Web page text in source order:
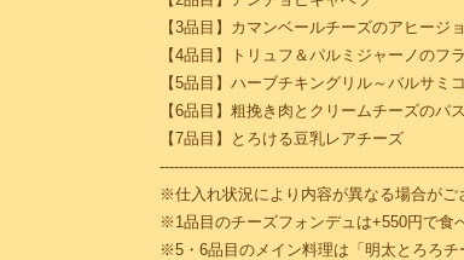
【3品目】カマンベールチーズのアヒージョ
【4品目】トリュフ＆パルミジャーノのフ
【5品目】ハーブチキングリル～バルサミ
【6品目】粗挽き肉とクリームチーズのパ
【7品目】とろける豆乳レアチーズ
---------------------------------------------------------------
※仕入れ状況により内容が異なる場合がご
※1品目のチーズフォンデュは+550円で食
※5・6品目のメイン料理は「明太とろろチ